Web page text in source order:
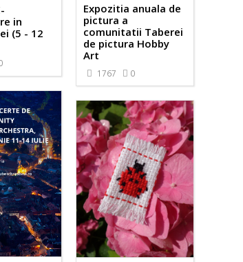
in
(5 - 12
Expozitia anuala de
pictura a
comunitatii Taberei
de pictura Hobby
Art
1767 0